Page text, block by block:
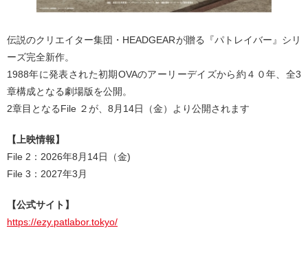
伝説のクリエイター集団・HEADGEARが贈る『パトレイバー』シリ
ーズ完全新作。
1988年に発表された初期OVAのアーリーデイズから約４０年、全3
章構成となる劇場版を公開。
2章目となるFile ２が、8月14日（金）より公開されます
【上映情報】
File 2：2026年8月14日（金)
File 3：2027年3月
【公式サイト】
https://ezy.patlabor.tokyo/